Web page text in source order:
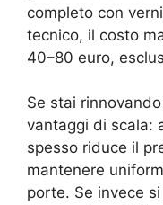
completo con
tecnico, il costo
40–80 euro,
Se stai
vantaggi di scala:
spesso riduce il
mantenere
porte. Se invece